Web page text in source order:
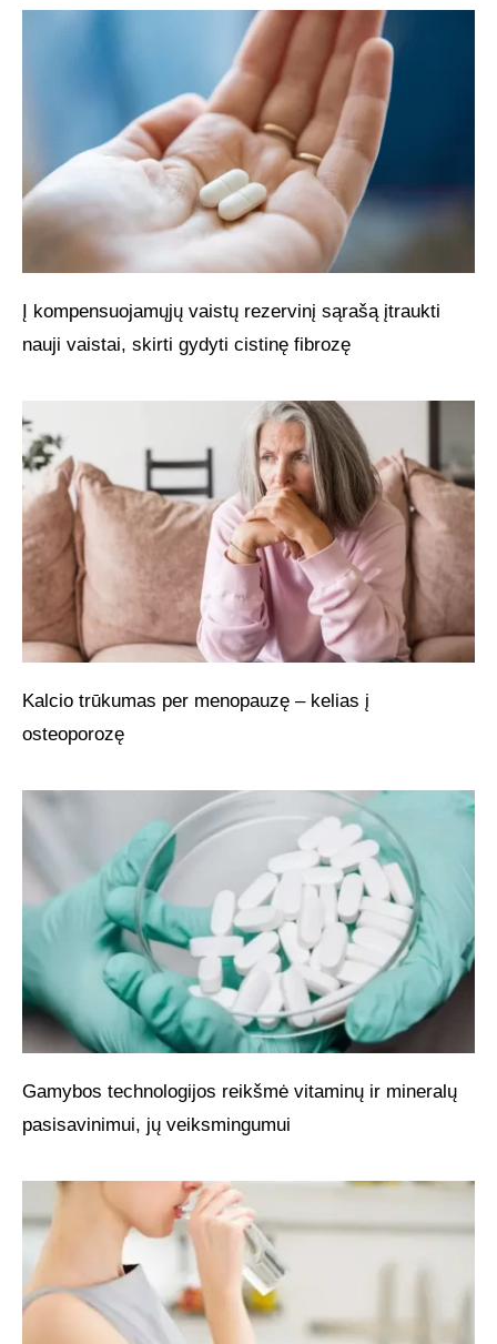
Į kompensuojamųjų vaistų rezervinį sąrašą įtraukti
nauji vaistai, skirti gydyti cistinę fibrozę
Kalcio trūkumas per menopauzę – kelias į
osteoporozę
Gamybos technologijos reikšmė vitaminų ir mineralų
pasisavinimui, jų veiksmingumui